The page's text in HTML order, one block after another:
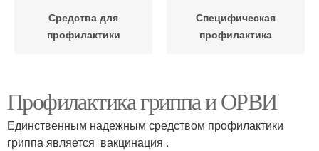
Средства для
профилактики
Специфическая
профилактика
Профилактика гриппа и ОРВИ
Единственным надежным средством профилактики
гриппа является вакцинация .